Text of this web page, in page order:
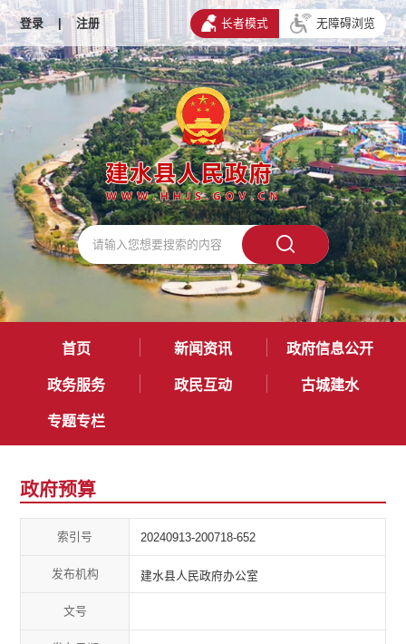
登录 | 注册 长者模式 无障碍浏览
首页 新闻资讯 政府信息公开
政务服务 政民互动 古城建水
专题专栏
政府预算
索引号 20240913-200718-652
发布机构 建水县人民政府办公室
文号